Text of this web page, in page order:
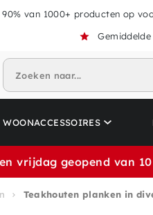
90% van 1000+ producten op
Zoeken naar...
WOONACCESSOIRES
vrijdag geopend van
Teakhouten planken in